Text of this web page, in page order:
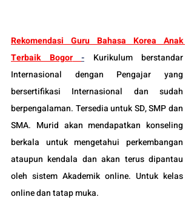
Rekomendasi Guru Bahasa Korea Anak
Terbaik Bogor
-
Kurikulum berstandar
Internasional dengan Pengajar yang
bersertifikasi Internasional dan sudah
berpengalaman. Tersedia untuk SD, SMP dan
SMA. Murid akan mendapatkan konseling
berkala untuk mengetahui perkembangan
ataupun kendala dan akan terus dipantau
oleh sistem Akademik online. Untuk kelas
online dan tatap muka.